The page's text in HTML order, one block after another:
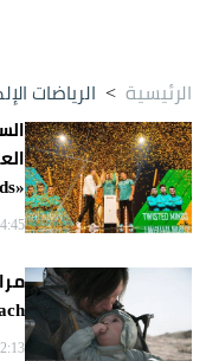
الرئيسية > الرياضات
«Twisted Minds»
10-08-2025
19-07-2025